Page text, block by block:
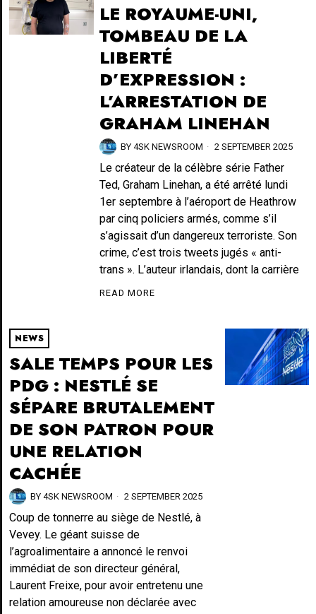
LE ROYAUME-UNI,
TOMBEAU DE LA
LIBERTÉ
D’EXPRESSION :
L’ARRESTATION DE
GRAHAM LINEHAN
BY 4SK NEWSROOM 2 SEPTEMBER 2025
Le créateur de la célèbre série Father
Ted, Graham Linehan, a été arrêté lundi
1er septembre à l’aéroport de Heathrow
par cinq policiers armés, comme s’il
s’agissait d’un dangereux terroriste. Son
crime, c’est trois tweets jugés « anti-
trans ». L’auteur irlandais, dont la carrière
READ MORE
NEWS
SALE TEMPS POUR LES
PDG : NESTLÉ SE
SÉPARE BRUTALEMENT
DE SON PATRON POUR
UNE RELATION
CACHÉE
BY 4SK NEWSROOM 2 SEPTEMBER 2025
Coup de tonnerre au siège de Nestlé, à
Vevey. Le géant suisse de
l’agroalimentaire a annoncé le renvoi
immédiat de son directeur général,
Laurent Freixe, pour avoir entretenu une
relation amoureuse non déclarée avec